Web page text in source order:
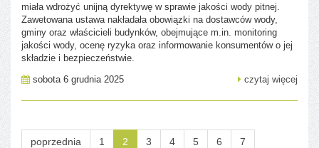
miała wdrożyć unijną dyrektywę w sprawie jakości wody pitnej.
Zawetowana ustawa nakładała obowiązki na dostawców wody,
gminy oraz właścicieli budynków, obejmujące m.in. monitoring
jakości wody, ocenę ryzyka oraz informowanie konsumentów o jej
składzie i bezpieczeństwie.
sobota 6 grudnia 2025
czytaj więcej
poprzednia 1 2 3 4 5 6 7